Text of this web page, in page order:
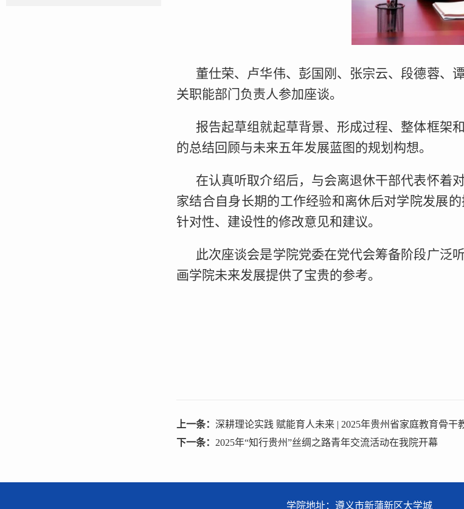
董仕荣、卢华伟、彭国刚、张宗云、段德蓉、
关职能部门负责人参加座谈。
报告起草组就起草背景、形成过程、整体框架
的总结回顾与未来五年发展蓝图的规划构想。
在认真听取介绍后，与会离退休干部代表怀着
家结合自身长期的工作经验和离休后对学院发展
针对性、建设性的修改意见和建议。
此次座谈会是学院党委在党代会筹备阶段广泛
画学院未来发展提供了宝贵的参考。
上一条： 深耕理论实践 赋能育人未来 | 2025年贵州省家庭教育骨干
下一条： 2025年“知行贵州”丝绸之路青年交流活动在我院开幕
学院地址：遵义市新蒲新区大学城